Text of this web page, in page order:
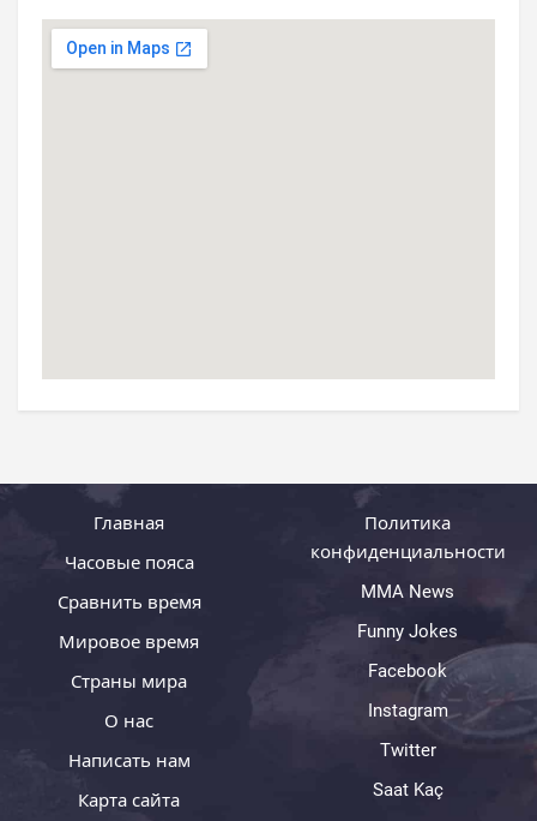
Главная
Часовые пояса
Сравнить время
Мировое время
Страны мира
О нас
Написать нам
Карта сайта
Политика
конфиденциальности
MMA News
Funny Jokes
Facebook
Instagram
Twitter
Saat Kaç